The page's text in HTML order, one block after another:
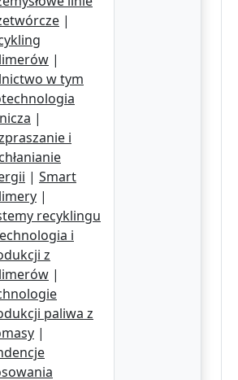
|
|
w tym
|
i
| Smart
|
recyklingu
i
z
|
paliwa z
|